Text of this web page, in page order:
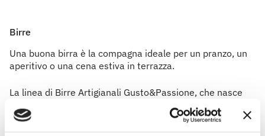
Birre
Una buona birra è la compagna ideale per un pranzo, un
aperitivo o una cena estiva in terrazza.
La linea di Birre Artigianali Gusto&Passione, che nasce
dalla collaborazione con Slow Food Italia, viene prodotta
a Vaie, in un piccolo birrificio artigianale che utilizza
l'acqua di montagna per la produzione delle birre.